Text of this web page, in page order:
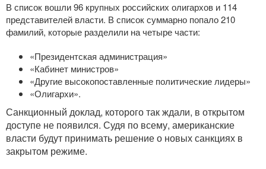
В список вошли 96 крупных российских олигархов и 114
представителей власти. В список суммарно попало 210
фамилий, которые разделили на четыре части:
«Президентская администрация»
«Кабинет министров»
«Другие высокопоставленные политические лидеры»
«Олигархи».
Санкционный доклад, которого так ждали, в открытом
доступе не появился. Судя по всему, американские
власти будут принимать решение о новых санкциях в
закрытом режиме.